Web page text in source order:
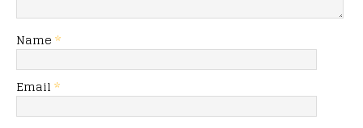
Name *
Email *